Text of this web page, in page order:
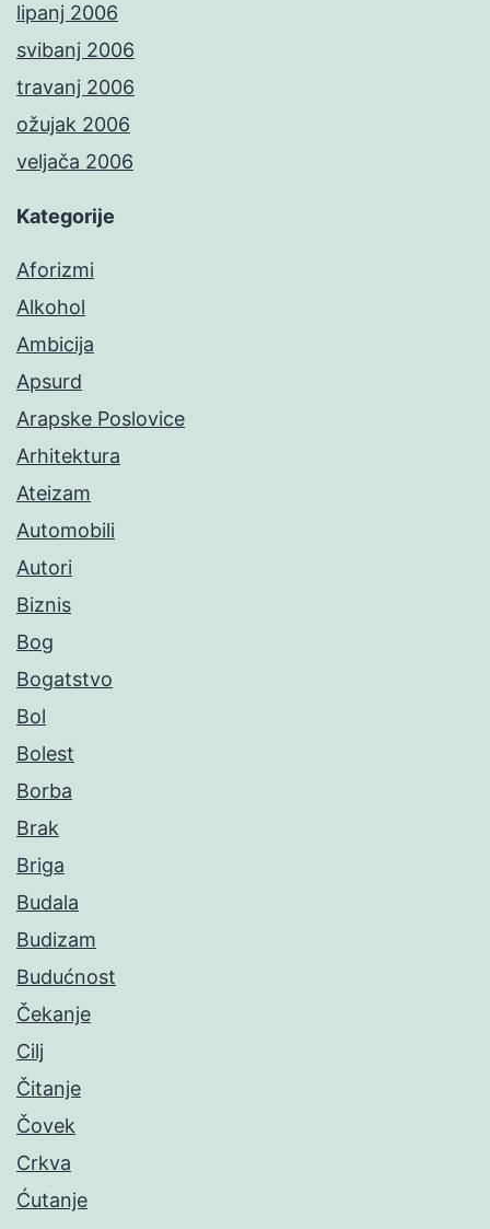
lipanj 2006
svibanj 2006
travanj 2006
ožujak 2006
veljača 2006
Kategorije
Aforizmi
Alkohol
Ambicija
Apsurd
Arapske Poslovice
Arhitektura
Ateizam
Automobili
Autori
Biznis
Bog
Bogatstvo
Bol
Bolest
Borba
Brak
Briga
Budala
Budizam
Budućnost
Čekanje
Cilj
Čitanje
Čovek
Crkva
Ćutanje